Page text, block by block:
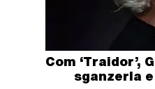
Com ‘Traidor’,
sganzerla